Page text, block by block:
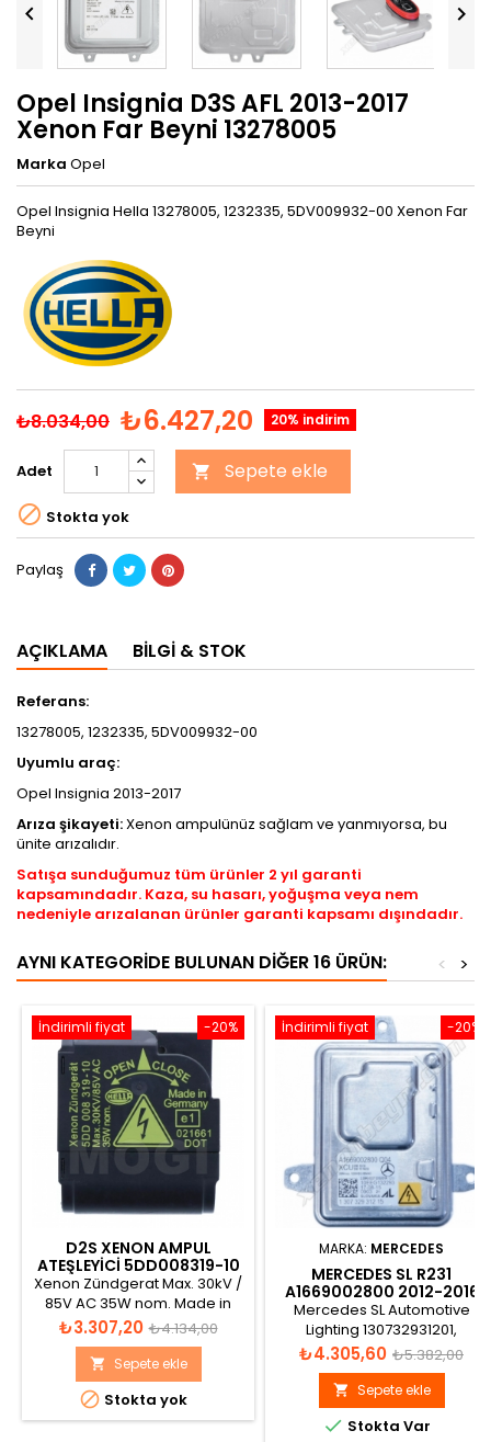
 
Opel Insignia D3S AFL 2013-2017
Xenon Far Beyni 13278005
Marka Opel
Opel Insignia Hella 13278005, 1232335, 5DV009932-00 Xenon Far
Beyni
₺8.034,00 ₺6.427,20 20% indirim
Adet  Sepete ekle
 Stokta yok
Paylaş
AÇIKLAMA BILGI & STOK
Referans:
13278005, 1232335, 5DV009932-00
Uyumlu araç:
Opel Insignia 2013-2017
Arıza şikayeti:Xenon ampulünüz sağlam ve yanmıyorsa, bu
ünite arızalıdır.
Satışa sunduğumuz tüm ürünler 2 yıl garanti
kapsamındadır. Kaza, su hasarı, yoğuşma veya nem
nedeniyle arızalanan ürünler garanti kapsamı dışındadır.
AYNI KATEGORIDE BULUNAN DIĞER 16 ÜRÜN: >
<
-20%
İndirimli fiyat
D2S XENON AMPUL
ATEŞLEYICI 5DD008319-10
Xenon Zündgerat Max. 30kV /
85V AC 35W nom. Made in
Germany 5DD008319-10
Fiyat
₺3.307,20 Normal
fiyat
₺4.134,00
 Sepete ekle
 Stokta yok
-20%
İndirimli fiyat
MARKA: MERCEDES
MERCEDES SL R231
A1669002800 2012-2016
XENON FAR BEYNI
Mercedes SL Automotive
Lighting 130732931201,
130732927001, 130732931215,
A1669002800 Xenon Far Beyni
Fiyat
₺4.305,60 Normal
fiyat
₺5.382,00
 Sepete ekle
 Stokta Var